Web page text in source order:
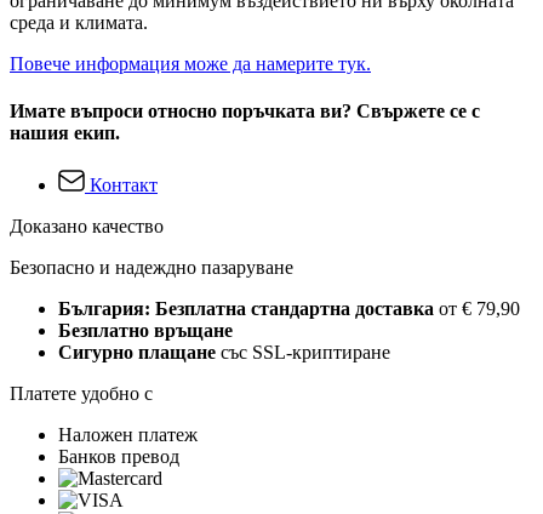
среда и климата.
Повече информация може да намерите тук.
Имате въпроси относно поръчката ви? Свържете се с
нашия екип.
Контакт
Доказано качество
Безопасно и надеждно пазаруване
България: Безплатна стандартна доставка от € 79,90
Безплатно връщане
Сигурно плащане със SSL-криптиране
Платете удобно с
Наложен платеж
Банков превод